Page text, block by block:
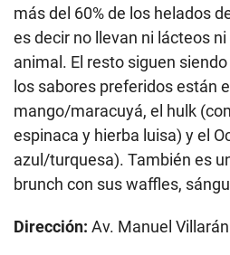
más del 60% de los helados
es decir no llevan ni lácteos
animal. El resto siguen
los sabores preferidos están
mango/maracuyá, el hulk
espinaca y hierba luisa) y el
azul/turquesa). También es
brunch con sus waffles,
Dirección: Av. Manuel